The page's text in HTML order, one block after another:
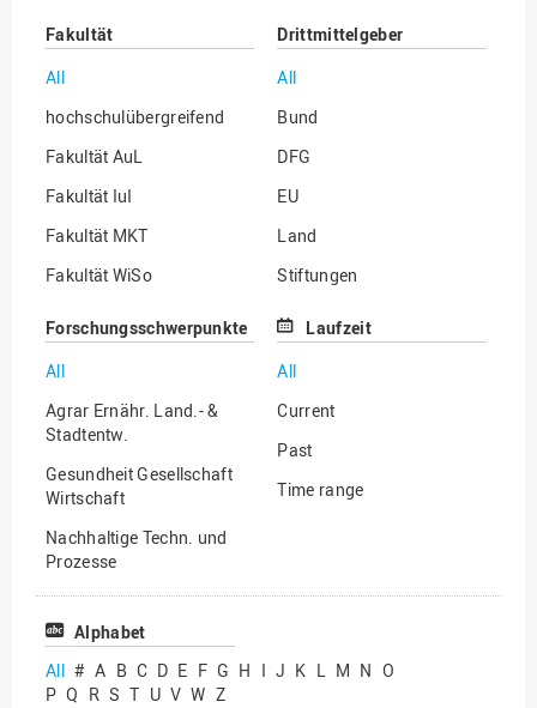
Fakultät
All
hochschulübergreifend
Fakultät AuL
Fakultät IuI
Fakultät MKT
Fakultät WiSo
Drittmittelgeber
All
Bund
DFG
EU
Land
Stiftungen
Sonstige
Forschungsschwerpunkte
All
Agrar Ernähr. Land.- &
Stadtentw.
Gesundheit Gesellschaft
Wirtschaft
Nachhaltige Techn. und
Prozesse
Vielfältiges Forschen
Laufzeit
All
Current
Past
Time range
Alphabet
All # A B C D E F G H I J K L M N O
P Q R S T U V W Z